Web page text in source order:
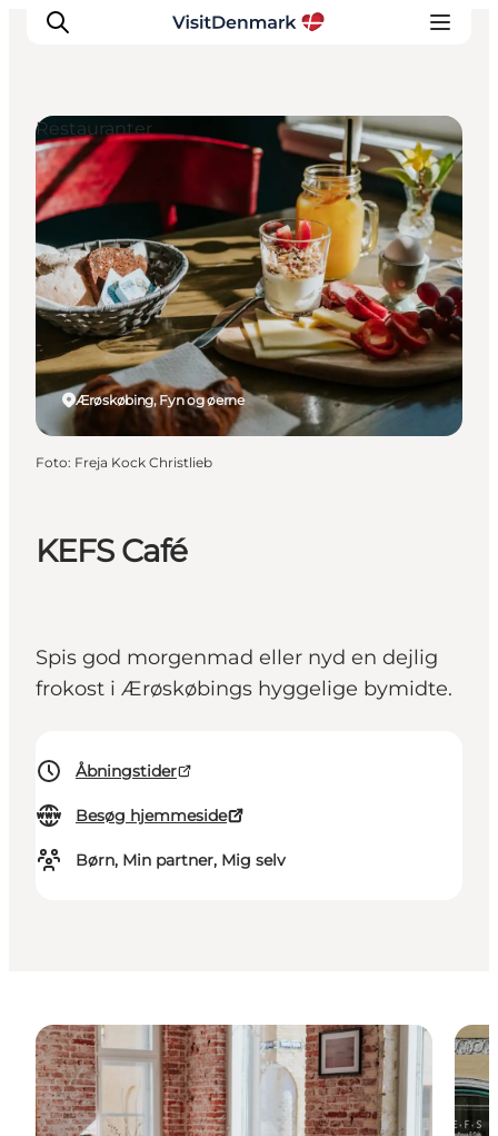
Inspiration
Destinationer
Oplevelser
Overnatning
Planlæg ferien
KEFS Café
Spis god morgenmad eller nyd en dejlig
frokost i Ærøskøbings hyggelige bymidte.
Åbningstider
Besøg hjemmeside
Børn, Min partner, Mig selv
Ærøskøbing, Fyn og øerne
Restauranter
Foto: Freja Kock Christlieb